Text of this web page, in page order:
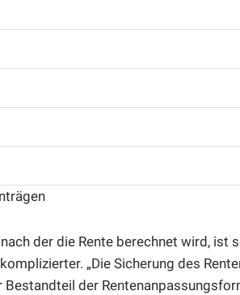
der die Rente berechnet wird,
„Die Sicherung des
der